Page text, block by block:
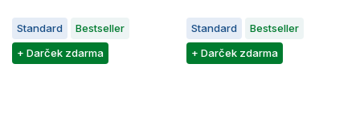
Standard
Bestseller
+ Darček zdarma
Standard
Bestseller
+ Darček zdarma